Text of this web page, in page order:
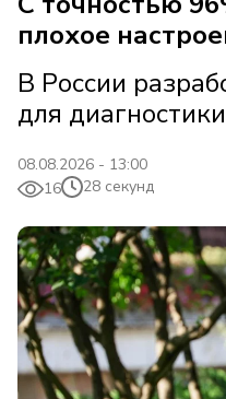
плохое
В России
для
08.08.2026 - 13:00
16
28 секунд